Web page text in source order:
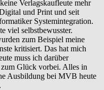
Verlagskaufleute mehr
und Print und seit
Systemintegration.
viel selbstbewusster.
zum Beispiel meine
kritisiert. Das hat mich
muss ich darüber
Glück vorbei. Alles in
Ausbildung bei MVB heute